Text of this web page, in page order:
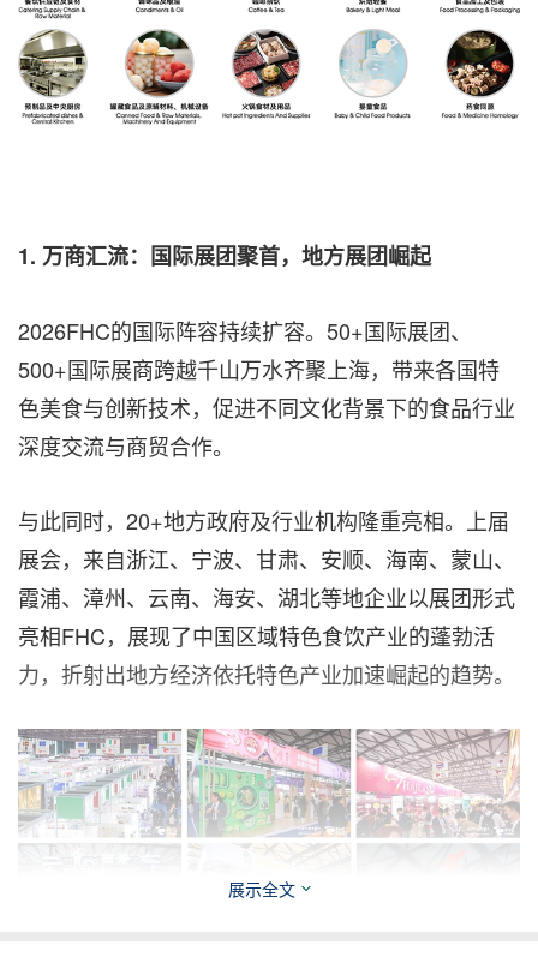
1. 万商汇流：国际展团聚首，地方展团崛起
2026FHC的国际阵容持续扩容。50+国际展团、
500+国际展商跨越千山万水齐聚上海，带来各国特
色美食与创新技术，促进不同文化背景下的食品行业
深度交流与商贸合作。
与此同时，20+地方政府及行业机构隆重亮相。上届
展会，来自浙江、宁波、甘肃、安顺、海南、蒙山、
霞浦、漳州、云南、海安、湖北等地企业以展团形式
亮相FHC，展现了中国区域特色食饮产业的蓬勃活
力，折射出地方经济依托特色产业加速崛起的趋势。
展示全文